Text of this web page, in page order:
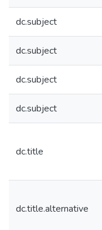
dc.subject
dc.subject
dc.subject
dc.subject
dc.title
dc.title.alternative